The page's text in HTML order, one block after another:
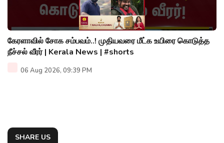
கேரளாவில் சோக சம்பவம்..! முதியவரை மீட்க உயிரை கொடுத்த
நீச்சல் வீரர் | Kerala News | #shorts
06 Aug 2026, 09:39 PM
SHARE US